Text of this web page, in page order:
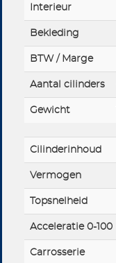
Interieur
Bekleding
BTW / Marge
Aantal cilinders
Gewicht
Cilinderinhoud
Vermogen
Topsnelheid
Acceleratie 0-100
Carrosserie